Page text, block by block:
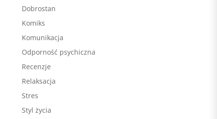
Dobrostan
Komiks
Komunikacja
Odporność psychiczna
Recenzje
Relaksacja
Stres
Styl życia